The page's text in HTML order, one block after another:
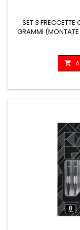
SET 3 FRECCETTE
GRAMMI
